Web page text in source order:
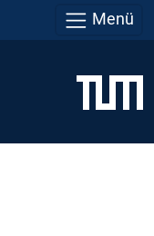
Menü